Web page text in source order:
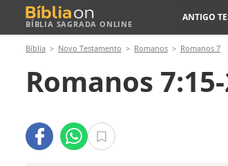
BÍBLIA SAGRADA ONLINE
ANTIGO
Bíblia Novo Testamento Romanos Romanos 7
Romanos